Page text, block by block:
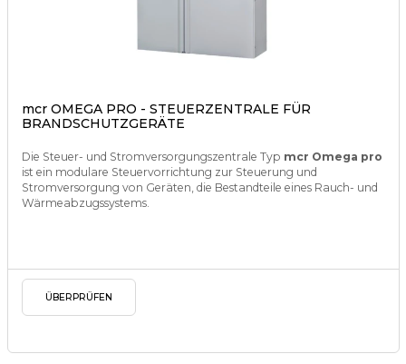
mcr OMEGA PRO - STEUERZENTRALE FÜR
BRANDSCHUTZGERÄTE
Die Steuer- und Stromversorgungszentrale Typ mcr Omega pro
ist ein modulare Steuervorrichtung zur Steuerung und
Stromversorgung von Geräten, die Bestandteile eines Rauch- und
Wärmeabzugssystems.
ÜBERPRÜFEN